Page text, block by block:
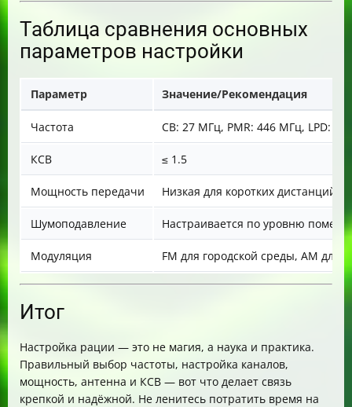
Таблица сравнения основных
параметров настройки
Параметр Значение/Рекомендация
Частота CB: 27 МГц, PMR: 446 МГц, LPD:
КСВ ≤ 1.5
Мощность передачи Низкая для коротких дистанций,
Шумоподавление Настраивается по уровню помех
Модуляция FM для городской среды, AM для
Итог
Настройка рации — это не магия, а наука и практика.
Правильный выбор частоты, настройка каналов,
мощность, антенна и КСВ — вот что делает связь
крепкой и надёжной. Не ленитесь потратить время на